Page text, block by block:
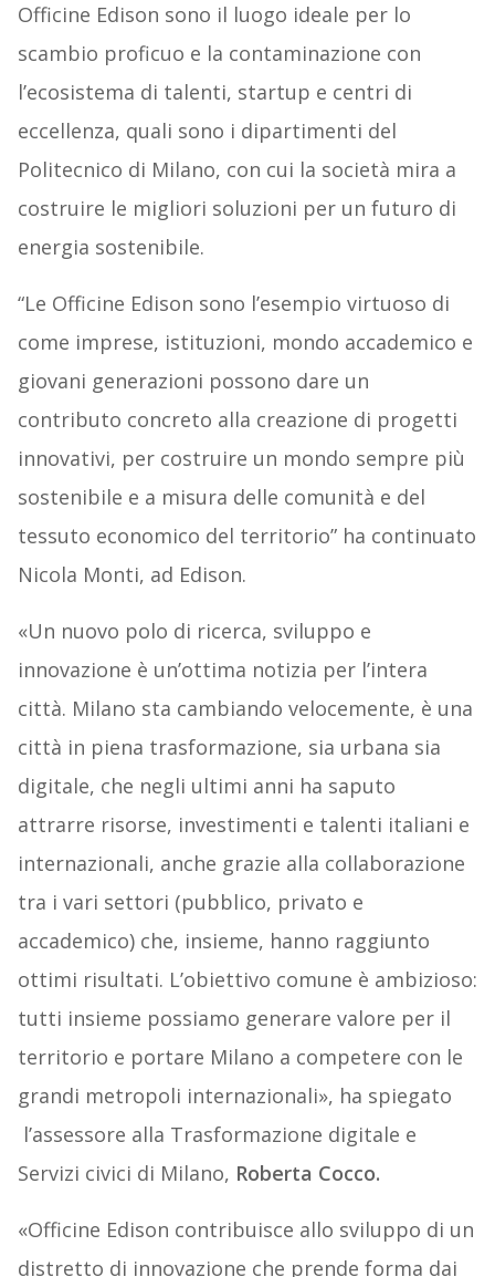
Officine Edison sono il luogo ideale per lo
scambio proficuo e la contaminazione con
l’ecosistema di talenti, startup e centri di
eccellenza, quali sono i dipartimenti del
Politecnico di Milano, con cui la società mira a
costruire le migliori soluzioni per un futuro di
energia sostenibile.
“Le Officine Edison sono l’esempio virtuoso di
come imprese, istituzioni, mondo accademico e
giovani generazioni possono dare un
contributo concreto alla creazione di progetti
innovativi, per costruire un mondo sempre più
sostenibile e a misura delle comunità e del
tessuto economico del territorio” ha continuato
Nicola Monti, ad Edison.
«Un nuovo polo di ricerca, sviluppo e
innovazione è un’ottima notizia per l’intera
città. Milano sta cambiando velocemente, è una
città in piena trasformazione, sia urbana sia
digitale, che negli ultimi anni ha saputo
attrarre risorse, investimenti e talenti italiani e
internazionali, anche grazie alla collaborazione
tra i vari settori (pubblico, privato e
accademico) che, insieme, hanno raggiunto
ottimi risultati. L’obiettivo comune è ambizioso:
tutti insieme possiamo generare valore per il
territorio e portare Milano a competere con le
grandi metropoli internazionali», ha spiegato
l’assessore alla Trasformazione digitale e
Servizi civici di Milano, Roberta Cocco.
«Officine Edison contribuisce allo sviluppo di un
distretto di innovazione che prende forma dai